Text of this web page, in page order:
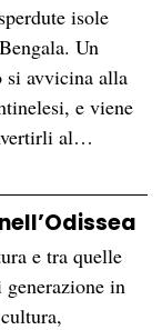
isole
Un
si avvicina alla
e viene
al…
e tra quelle
in